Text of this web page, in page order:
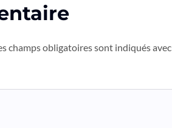
champs obligatoires sont indiqués avec